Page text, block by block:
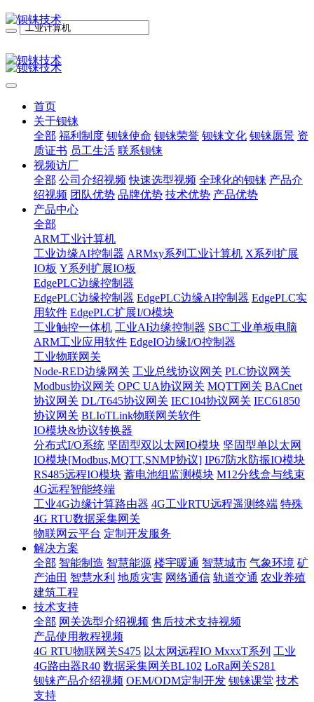
首页
关于钡铼
全部 福利制度 钡铼使命 钡铼荣誉 钡铼文化 钡铼愿景 资
质证书 员工生活 联系钡铼
视频访厂
全部 公司介绍视频 快速选型视频 全球化的钡铼 产品介
绍视频 团队优势 品牌优势 技术优势 产品优势
产品中心
全部
ARM工业计算机
工业边缘AI控制器 ARMxy系列工业计算机 X系列扩展
IO板 Y系列扩展IO板
EdgePLC边缘控制器
EdgePLC边缘控制器 EdgePLC边缘AI控制器 EdgePLC实
用软件 EdgePLC扩展I/O模块
工业触控一体机 工业AI边缘控制器 SBC工业单板电脑
ARM工业应用软件 EdgeIO边缘I/O控制器
工业物联网关
Node-RED边缘网关 工业总线协议网关 PLC协议网关
Modbus协议网关 OPC UA协议网关 MQTT网关 BACnet
协议网关 DL/T645协议网关 IEC104协议网关 IEC61850
协议网关 BLIoTLink物联网关软件
IO模块&协议转换器
分布式I/O系统 坚固型双以太网IO模块 坚固型单以太网
IO模块[Modbus,MQTT,SNMP协议] IP67防水防振IO模块
RS485远程IO模块 蓄电池组监测模块 M12分线盒与线束
4G远程智能终端
工业4G边缘计算路由器 4G工业RTU远程遥测终端 特殊
4G RTU数据采集网关
物联网云平台 定制开发服务
解决方案
全部 智能制造 智慧能源 楼宇暖通 智慧城市 气象环境 矿
产油田 智慧水利 地质灾害 网络通信 轨道交通 农业养殖
建筑工程
技术支持
全部 网关选型介绍视频 售后技术支持视频
产品使用教程视频
4G RTU物联网关S475 以太网远程IO MxxxT系列 工业
4G路由器R40 数据采集网关BL102 LoRa网关S281
钡铼产品介绍视频 OEM/ODM定制开发 钡铼课堂 技术
支持